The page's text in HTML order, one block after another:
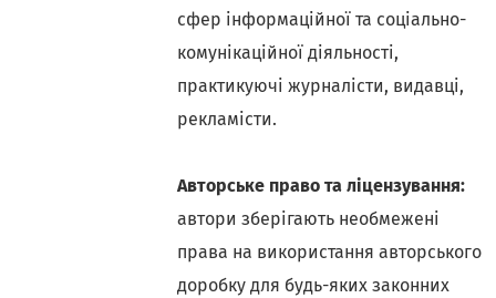
сфер інформаційної та соціально-
комунікаційної діяльності,
практикуючі журналісти, видавці,
рекламісти.
Авторське право та ліцензування:
автори зберігають необмежені
права на використання авторського
доробку для будь-яких законних